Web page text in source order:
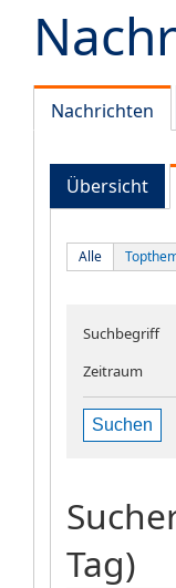
Nachrichten
Übersicht
Alle
Suchbegriff
Zeitraum
Suchen
Tag)